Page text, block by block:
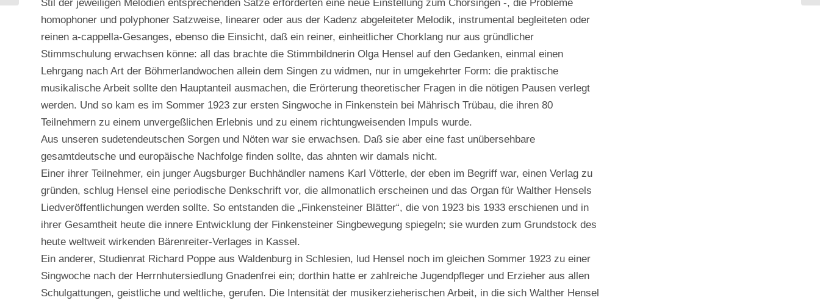
Stil der jeweiligen Melodien entsprechenden Sätze erforderten eine neue Einstellung zum Chorsingen -, die Probleme
homophoner und polyphoner Satzweise, linearer oder aus der Kadenz abgeleiteter Melodik, instrumental begleiteten oder
reinen a-cappella-Gesanges, ebenso die Einsicht, daß ein reiner, einheitlicher Chorklang nur aus gründlicher
Stimmschulung erwachsen könne: all das brachte die Stimmbildnerin Olga Hensel auf den Gedanken, einmal einen
Lehrgang nach Art der Böhmerlandwochen allein dem Singen zu widmen, nur in umgekehrter Form: die praktische
musikalische Arbeit sollte den Hauptanteil ausmachen, die Erörterung theoretischer Fragen in die nötigen Pausen verlegt
werden. Und so kam es im Sommer 1923 zur ersten Singwoche in Finkenstein bei Mährisch Trübau, die ihren 80
Teilnehmern zu einem unvergeßlichen Erlebnis und zu einem richtungweisenden Impuls wurde.
Aus unseren sudetendeutschen Sorgen und Nöten war sie erwachsen. Daß sie aber eine fast unübersehbare
gesamtdeutsche und europäische Nachfolge finden sollte, das ahnten wir damals nicht.
Einer ihrer Teilnehmer, ein junger Augsburger Buchhändler namens Karl Vötterle, der eben im Begriff war, einen Verlag zu
gründen, schlug Hensel eine periodische Denkschrift vor, die allmonatlich erscheinen und das Organ für Walther Hensels
Liedveröffentlichungen werden sollte. So entstanden die „Finkensteiner Blätter“, die von 1923 bis 1933 erschienen und in
ihrer Gesamtheit heute die innere Entwicklung der Finkensteiner Singbewegung spiegeln; sie wurden zum Grundstock des
heute weltweit wirkenden Bärenreiter-Verlages in Kassel.
Ein anderer, Studienrat Richard Poppe aus Waldenburg in Schlesien, lud Hensel noch im gleichen Sommer 1923 zu einer
Singwoche nach der Herrnhutersiedlung Gnadenfrei ein; dorthin hatte er zahlreiche Jugendpfleger und Erzieher aus allen
Schulgattungen, geistliche und weltliche, gerufen. Die Intensität der musikerzieherischen Arbeit, in die sich Walther Hensel